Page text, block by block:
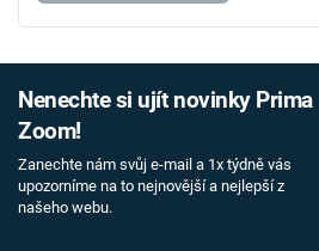
Nenechte si ujít novinky Prima
Zoom!
Zanechte nám svůj e-mail a 1x týdně vás
upozorníme na to nejnovější a nejlepší z
našeho webu.